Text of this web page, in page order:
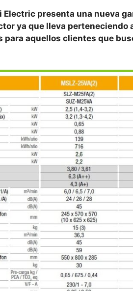
presenta una nueva
ya que lleva perteneciendo
para aquellos clientes que